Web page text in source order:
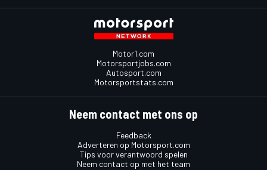
Motor1.com
Motorsportjobs.com
Autosport.com
Motorsportstats.com
Neem contact met ons op
Feedback
Adverteren op Motorsport.com
Tips voor verantwoord spelen
Neem contact op met het team